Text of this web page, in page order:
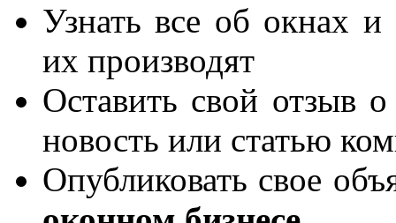
Узнать все об окнах и
их производят
Оставить свой отзыв
новость или статью
Опубликовать свое